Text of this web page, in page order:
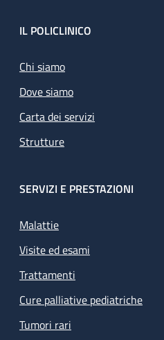
Footer
IL POLICLINICO
Chi siamo
Dove siamo
Carta dei servizi
Strutture
SERVIZI E PRESTAZIONI
Malattie
Visite ed esami
Trattamenti
Cure palliative pediatriche
Tumori rari